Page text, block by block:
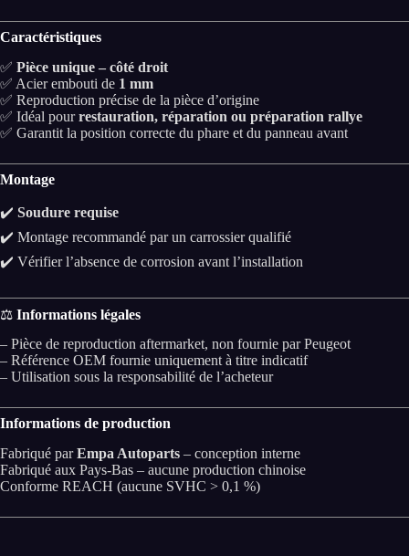
Caractéristiques
✅ Pièce unique – côté droit
✅ Acier embouti de 1 mm
✅ Reproduction précise de la pièce d’origine
✅ Idéal pourrestauration, réparation ou préparation rallye
✅ Garantit la position correcte du phare et du panneau avant
Montage
✔️ Soudure requise
✔️ Montage recommandé par un carrossier qualifié
✔️ Vérifier l’absence de corrosion avant l’installation
⚖️ Informations légales
– Pièce de reproduction aftermarket, non fournie par Peugeot
– Référence OEM fournie uniquement à titre indicatif
– Utilisation sous la responsabilité de l’acheteur
Informations de production
Fabriqué parEmpa Autoparts – conception interne
Fabriqué aux Pays-Bas – aucune production chinoise
Conforme REACH (aucune SVHC > 0,1 %)